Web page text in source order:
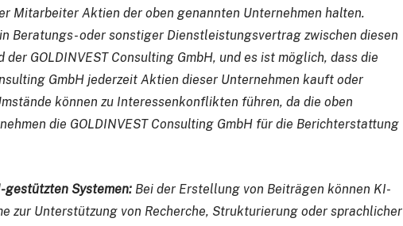
Mitarbeiter Aktien der oben genannten Unternehmen halten.
Beratungs- oder sonstiger Dienstleistungsvertrag zwischen diesen
der GOLDINVEST Consulting GmbH, und es ist möglich, dass die
GmbH jederzeit Aktien dieser Unternehmen kauft oder
können zu Interessenkonflikten führen, da die oben
die GOLDINVEST Consulting GmbH für die Berichterstattung
gestützten Systemen: Bei der Erstellung von Beiträgen können KI-
zur Unterstützung von Recherche, Strukturierung oder sprachlicher